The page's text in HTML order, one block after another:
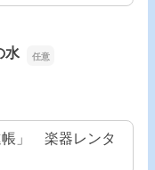
水
帳」 楽器レンタ